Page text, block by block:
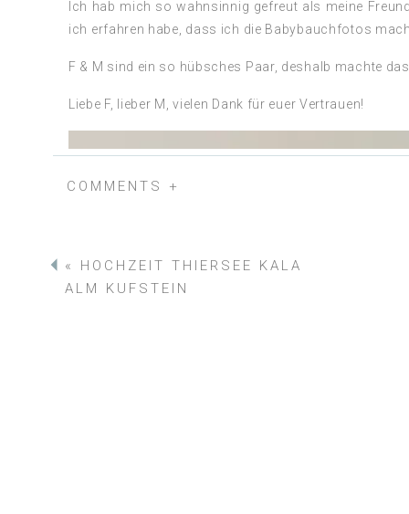
Ich hab mich so wahnsinnig gefreut als meine
ich erfahren habe, dass ich die Babybauchfotos
F & M sind ein so hübsches Paar, deshalb machte
Liebe F, lieber M, vielen Dank für euer Vertrauen!
COMMENTS +
« HOCHZEIT THIERSEE KALA
ALM KUFSTEIN